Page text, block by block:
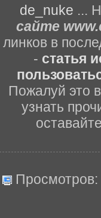
de_nuke ...
сайте
линков в
- статья
Пожалуй это
узнать